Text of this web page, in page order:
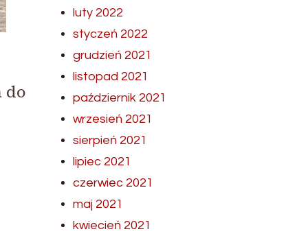
do
luty 2022
styczeń 2022
grudzień 2021
listopad 2021
październik 2021
wrzesień 2021
sierpień 2021
lipiec 2021
czerwiec 2021
maj 2021
kwiecień 2021